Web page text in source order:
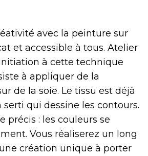
avec la peinture sur
et accessible à tous. Atelier
à cette technique
à appliquer de la
de la soie. Le tissu est déjà
serti qui dessine les contours.
précis : les couleurs se
Vous réaliserez un long
création unique à porter